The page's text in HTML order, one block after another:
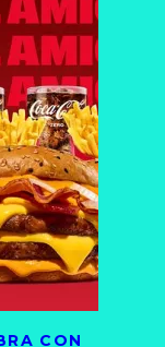
CON